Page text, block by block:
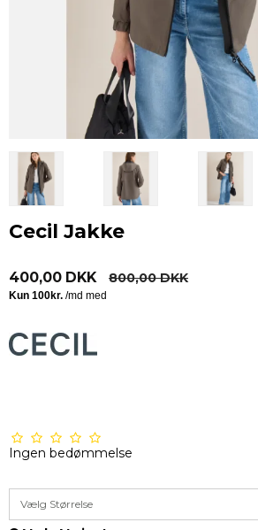
Cecil Jakke
400,00 DKK 800,00 DKK
Ingen bedømmelse
Vælg Størrelse